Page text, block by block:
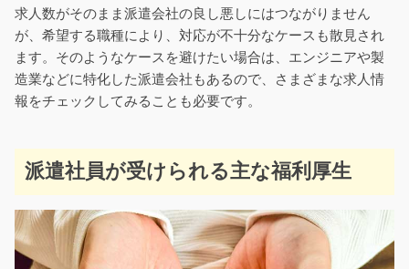
求人数がそのまま派遣会社の良し悪しにはつながりません
が、希望する職種により、対応が不十分なケースも散見され
ます。そのようなケースを避けたい場合は、エンジニアや製
造業などに特化した派遣会社もあるので、さまざまな求人情
報をチェックしてみることも必要です。
派遣社員が受けられる主な福利厚生